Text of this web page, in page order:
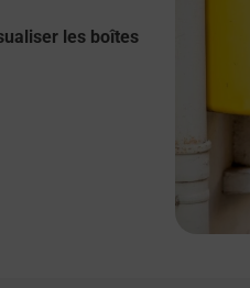
les boîtes